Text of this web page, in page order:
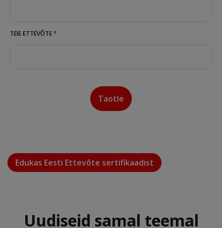
TEIE ETTEVÕTE*
Edukas Eesti Ettevõte sertifikaadist
Uudiseid samal teemal